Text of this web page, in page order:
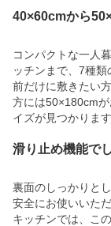
40×60cmから
コンパクトな一人
ッチンまで、7種
前だけに敷きたい
方には50×180cm
イズが見つかります
滑り止め機能で
裏面のしっかりと
安全にお使いいた
キッチンでは、こ